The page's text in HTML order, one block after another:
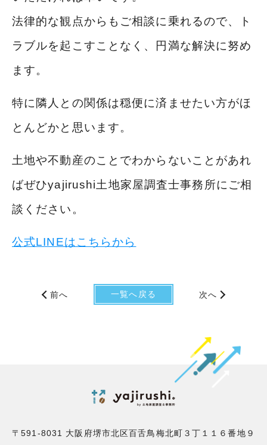
法律的な観点からもご相談に乗れるので、ト
ラブルを起こすことなく、円満な解決に努め
ます。
特に隣人との関係は穏便に済ませたい方がほ
とんどかと思います。
土地や不動産のことでわからないことがあれ
ばぜひyajirushi土地家屋調査士事務所にご相
談ください。
公式LINEはこちらから
前へ 次へ
一覧へ戻る
〒591-8031 大阪府堺市北区百舌鳥梅北町３丁１１６番地９